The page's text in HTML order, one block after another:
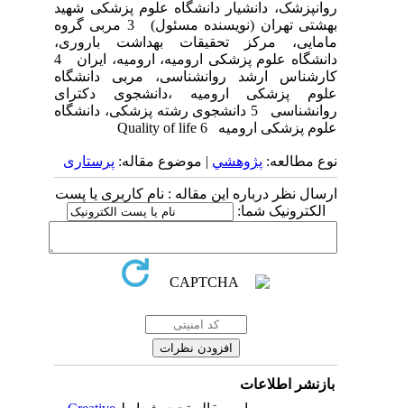
روانپزشک، دانشیار دانشگاه علوم پزشکی شهید
بهشتی تهران (نویسنده مسئول) 3 مربی گروه
مامایی، مرکز تحقیقات بهداشت باروری،
کارشناس ارشد روانشناسی، مربی دانشگاه
علوم پزشکی ارومیه ،دانشجوی دکترای
روانشناسی 5 دانشجوی رشته پزشکی، دانشگاه
علوم پزشکی ارومیه 6 Quality of life
نوع مطالعه:پژوهشي| موضوع مقاله:پرستاری
ارسال نظر درباره این مقاله : نام کاربری یا پست
الکترونیک شما:
بازنشر اطلاعات